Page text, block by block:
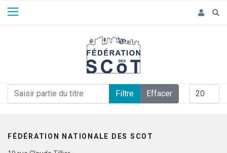
Filtre Effacer
FÉDÉRATION NATIONALE DES SCOT